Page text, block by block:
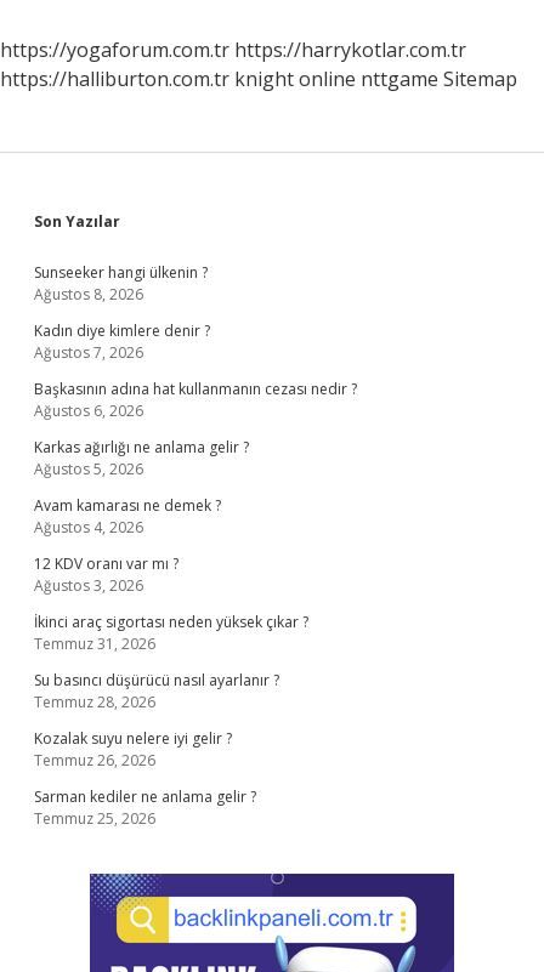
https://yogaforum.com.tr https://harrykotlar.com.tr
https://halliburton.com.tr knight online nttgame Sitemap
Sidebar
Son Yazılar
Sunseeker hangi ülkenin ?
Ağustos 8, 2026
Kadın diye kimlere denir ?
Ağustos 7, 2026
Başkasının adına hat kullanmanın cezası nedir ?
Ağustos 6, 2026
Karkas ağırlığı ne anlama gelir ?
Ağustos 5, 2026
Avam kamarası ne demek ?
Ağustos 4, 2026
12 KDV oranı var mı ?
Ağustos 3, 2026
İkinci araç sigortası neden yüksek çıkar ?
Temmuz 31, 2026
Su basıncı düşürücü nasıl ayarlanır ?
Temmuz 28, 2026
Kozalak suyu nelere iyi gelir ?
Temmuz 26, 2026
Sarman kediler ne anlama gelir ?
Temmuz 25, 2026